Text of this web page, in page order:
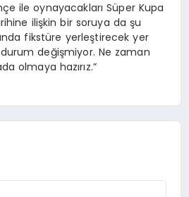
ile oynayacakları Süper Kupa
ilişkin bir soruya da şu
fikstüre yerleştirecek yer
durum değişmiyor. Ne zaman
olmaya hazırız.”